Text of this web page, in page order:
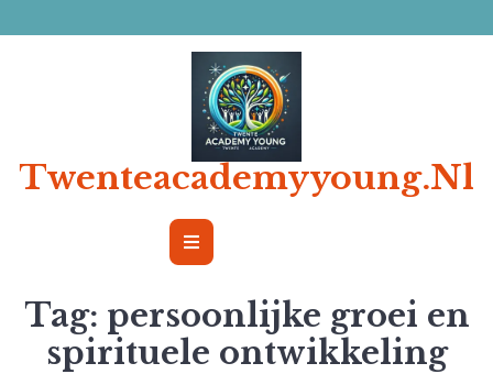
naar
Twenteacademyyoung.nl
Open
Tag: persoonlijke groei en
spirituele ontwikkeling